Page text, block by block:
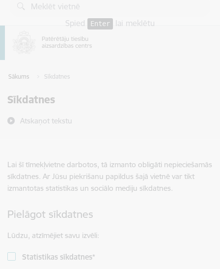
Pāriet uz lapas saturu
Spied
Enter lai meklētu
Sākums Sīkdatnes
Sīkdatnes
Atskaņot tekstu
Lai šī tīmekļvietne darbotos, tā izmanto obligāti nepieciešamās
sīkdatnes. Ar Jūsu piekrišanu papildus šajā vietnē var tikt
izmantotas statistikas un sociālo mediju sīkdatnes.
Pielāgot sīkdatnes
Lūdzu, atzīmējiet savu izvēli:
Statistikas sīkdatnes*